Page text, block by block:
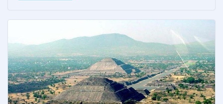
o
k
g
er
а
в
и
т
ь